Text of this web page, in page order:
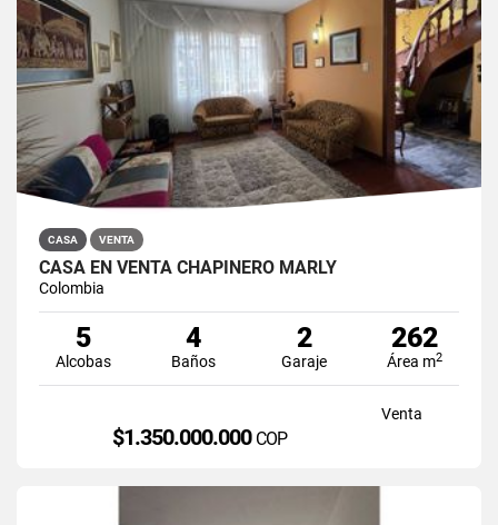
CASA VENTA
CASA EN VENTA CHAPINERO MARLY
Colombia
5
Alcobas
4
Baños
2
Garaje
262
Área m2
Venta
$1.350.000.000 COP